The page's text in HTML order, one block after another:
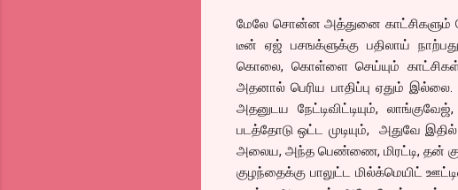
மேலே சொன்ன அத்துனை காட்சிகளும்
டீன் ஏஜ் பசஙக்ளுக்கு பதிலாய்
கொலை, கொள்ளை செய்யும் காட்சிகள்
அதனால் பெரிய பாதிப்பு ஏதும்
அதனுடய நேட்டிவிட்டியும்,
படத்தோடு ஒட்ட முடியும், அதுவே
அலைய, அந்த பெண்ணை, மிரட்டி, தன்
குழந்தைக்கு பாலுட்ட மில்க்மெயிட்